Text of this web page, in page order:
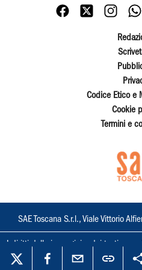
Codice Etico e
Cookie
Termini e
SAE Toscana S.r.l., Viale Vittorio
I diritti delle immagini e dei testi sono
loro riproduzione con qualsiasi